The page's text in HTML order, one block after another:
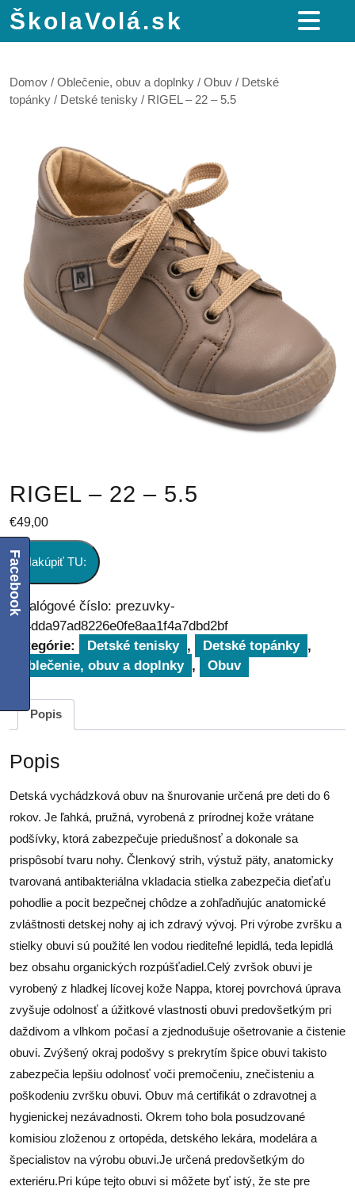
ŠkolaVolá.sk
Domov / Oblečenie, obuv a doplnky / Obuv / Detské
topánky / Detské tenisky / RIGEL – 22 – 5.5
RIGEL – 22 – 5.5
€49,00
Nakúpiť TU:
Katalógové číslo: prezuvky-
404dda97ad8226e0fe8aa1f4a7dbd2bf
Kategórie:
Detské tenisky , Detské topánky ,
Oblečenie, obuv a doplnky , Obuv
Popis
Popis
Detská vychádzková obuv na šnurovanie určená pre deti do 6
rokov. Je ľahká, pružná, vyrobená z prírodnej kože vrátane
podšívky, ktorá zabezpečuje priedušnosť a dokonale sa
prispôsobí tvaru nohy. Členkový strih, výstuž päty, anatomicky
tvarovaná antibakteriálna vkladacia stielka zabezpečia dieťaťu
pohodlie a pocit bezpečnej chôdze a zohľadňujúc anatomické
zvláštnosti detskej nohy aj ich zdravý vývoj. Pri výrobe zvršku a
stielky obuvi sú použité len vodou riediteľné lepidlá, teda lepidlá
bez obsahu organických rozpúšťadiel.Celý zvršok obuvi je
vyrobený z hladkej lícovej kože Nappa, ktorej povrchová úprava
zvyšuje odolnosť a úžitkové vlastnosti obuvi predovšetkým pri
daždivom a vlhkom počasí a zjednodušuje ošetrovanie a čistenie
obuvi. Zvýšený okraj podošvy s prekrytím špice obuvi takisto
zabezpečia lepšiu odolnosť voči premočeniu, znečisteniu a
poškodeniu zvršku obuvi. Obuv má certifikát o zdravotnej a
hygienickej nezávadnosti. Okrem toho bola posudzované
komisiou zloženou z ortopéda, detského lekára, modelára a
špecialistov na výrobu obuvi.Je určená predovšetkým do
exteriéru.Pri kúpe tejto obuvi si môžete byť istý, že ste pre
Facebook